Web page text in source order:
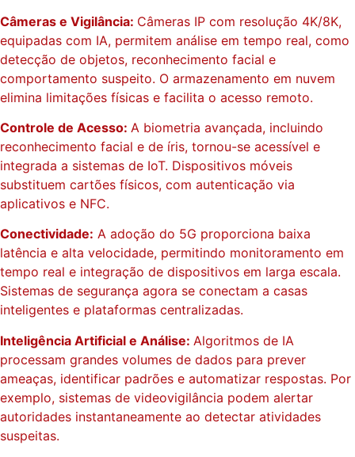
Câmeras e Vigilância: Câmeras IP com resolução 4K/8K,
equipadas com IA, permitem análise em tempo real, como
detecção de objetos, reconhecimento facial e
comportamento suspeito. O armazenamento em nuvem
elimina limitações físicas e facilita o acesso remoto.
Controle de Acesso: A biometria avançada, incluindo
reconhecimento facial e de íris, tornou-se acessível e
integrada a sistemas de IoT. Dispositivos móveis
substituem cartões físicos, com autenticação via
aplicativos e NFC.
Conectividade: A adoção do 5G proporciona baixa
latência e alta velocidade, permitindo monitoramento em
tempo real e integração de dispositivos em larga escala.
Sistemas de segurança agora se conectam a casas
inteligentes e plataformas centralizadas.
Inteligência Artificial e Análise: Algoritmos de IA
processam grandes volumes de dados para prever
ameaças, identificar padrões e automatizar respostas. Por
exemplo, sistemas de videovigilância podem alertar
autoridades instantaneamente ao detectar atividades
suspeitas.